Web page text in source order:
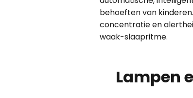
behoeften van
concentratie en
waak-slaapritme.
Lampen